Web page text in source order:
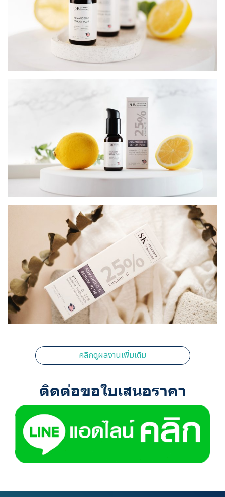
คลิกดูผลงานเพิ่มเติม
ติดต่อขอใบเสนอราคา